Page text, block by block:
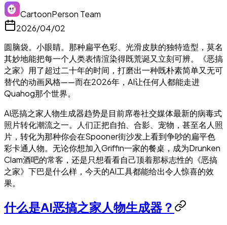
CartoonPerson Team
2026/04/02
圆脑袋。小眼睛。那种扁平色彩、光滑皮肤的独特造型，莫名
其妙地能把每一个人类表情渲染得既荒诞又立刻可辨。《恶搞
之家》用了超过二十年的时间，打磨出一种既朴素简单又无可
替代的动画风格——而在2026年，AI让任何人都能走进
Quahog那个世界。
AI恶搞之家人物生成器趋势是目前席卷社交媒体最新的病毒式
照片转化潮流之一。人们正把自拍、合影、宠物，甚至名人照
片，转化为那种你会在Spooner街沙发上看到争吵的扁平色
彩卡通人物。无论你想加入Griffin一家的餐桌，成为Drunken
Clam酒吧的常客，还是只想看看自己顶着那标志性的《恶搞
之家》下巴是什么样，今天的AI工具都能给出令人惊喜的效
果。
什么是AI恶搞之家人物生成器？